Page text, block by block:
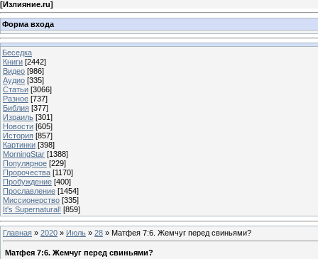
[Излияние.ru]
Форма входа
Беседка
Книги [2442]
Видео [986]
Аудио [335]
Статьи [3066]
Разное [737]
Библия [377]
Израиль [301]
Новости [605]
История [857]
Картинки [398]
MorningStar [1388]
Популярное [229]
Пророчества [1170]
Пробуждение [400]
Прославление [1454]
Миссионерство [335]
It's Supernatural! [859]
Главная » 2020 » Июль » 28 » Матфея 7:6. Жемчуг перед свиньями?
Матфея 7:6. Жемчуг перед свиньями?